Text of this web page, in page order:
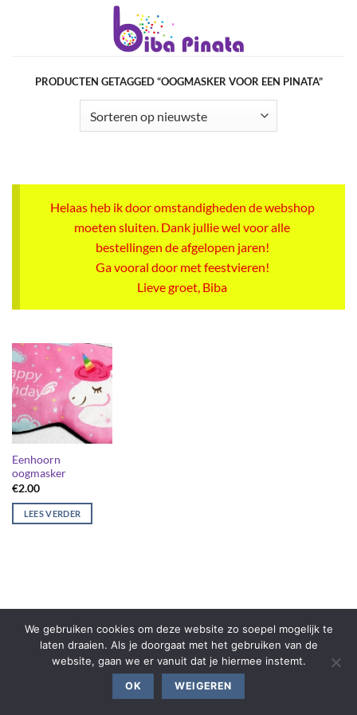
PRODUCTEN GETAGGED “OOGMASKER VOOR EEN PINATA”
Helaas heb ik door omstandigheden de webshop
moeten sluiten. Dank jullie wel voor alle
bestellingen de afgelopen jaren!
Ga vooral door met feestvieren!
Lieve groet, Biba
Eenhoorn
oogmasker
€2.00
LEES VERDER
We gebruiken cookies om deze website zo soepel mogelijk te
laten draaien. Als je doorgaat met het gebruiken van de
website, gaan we er vanuit dat je hiermee instemt.
OK WEIGEREN